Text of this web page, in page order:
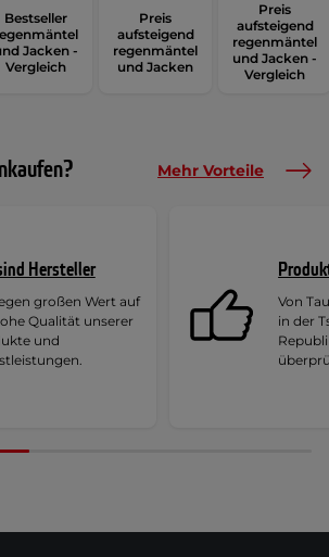
Bestseller
Jacken -
Vergleich
Preis
aufsteigend
regenmäntel
und Jacken
Preis
aufsteigend
regenmäntel
und Jacken -
Vergleich
Mehr Vorteile
Hersteller
großen Wert auf
Qualität unserer
und
Von
in der